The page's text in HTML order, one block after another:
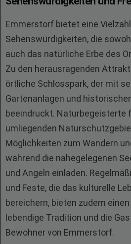
Emmerstorf bietet eine
Sehenswürdigkeiten, die
auch das natürliche Erbe des
Zu den herausragenden
örtliche Schlosspark, der mit
Gartenanlagen und
beeindruckt. Naturbegeisterte
umliegenden
Möglichkeiten zum Wandern
während die nahegelegenen
und Angeln einladen.
und Feste, die das kulturelle
bereichern, bieten zudem
lebendige Tradition und die
Bewohner von Emmerstorf.